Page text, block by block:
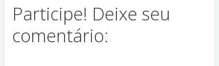
Participe! Deixe seu
comentário: